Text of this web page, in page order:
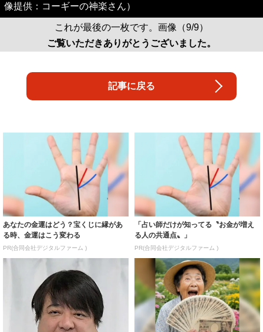
像提供：コーギーの神楽さん）
これが最後の一枚です。画像（9/9）
ご覧いただきありがとうございました。
記事に戻る
あなたの金運はどう？宝くじに縁があ
る時、金運はこう変わる
PR(合同会社デジタルファーム )
「占い師だけが知ってる〝お金が増え
る人の共通点〟」
PR(合同会社デジタルファーム )